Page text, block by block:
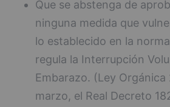
Que se abstenga de
ninguna medida que
lo establecido en la
regula la Interrupción
Embarazo. (Ley
marzo, el Real Decreto